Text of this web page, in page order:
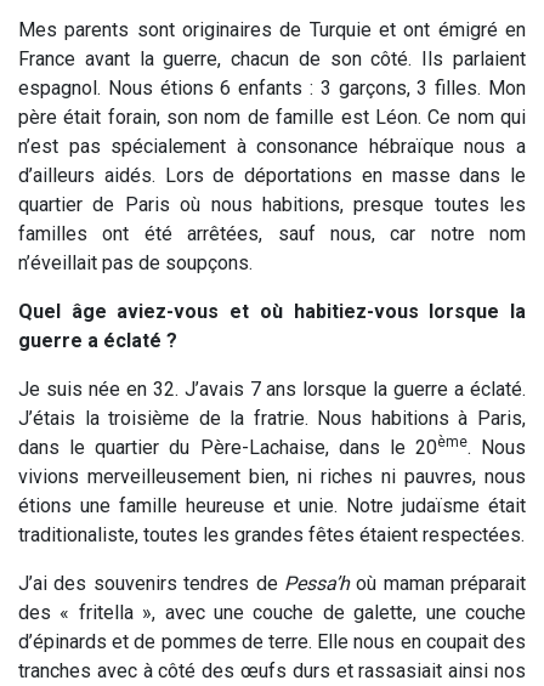
Mes parents sont originaires de Turquie et ont émigré en
France avant la guerre, chacun de son côté. Ils parlaient
espagnol. Nous étions 6 enfants : 3 garçons, 3 filles. Mon
père était forain, son nom de famille est Léon. Ce nom qui
n’est pas spécialement à consonance hébraïque nous a
d’ailleurs aidés. Lors de déportations en masse dans le
quartier de Paris où nous habitions, presque toutes les
familles ont été arrêtées, sauf nous, car notre nom
n’éveillait pas de soupçons.
Quel âge aviez-vous et où habitiez-vous lorsque la
guerre a éclaté ?
Je suis née en 32. J’avais 7 ans lorsque la guerre a éclaté.
J’étais la troisième de la fratrie. Nous habitions à Paris,
dans le quartier du Père-Lachaise, dans le 20ème. Nous
vivions merveilleusement bien, ni riches ni pauvres, nous
étions une famille heureuse et unie. Notre judaïsme était
traditionaliste, toutes les grandes fêtes étaient respectées.
J’ai des souvenirs tendres de Pessa’hoù maman préparait
des « fritella », avec une couche de galette, une couche
d’épinards et de pommes de terre. Elle nous en coupait des
tranches avec à côté des œufs durs et rassasiait ainsi nos